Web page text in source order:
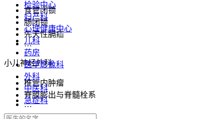
食管闭锁
肠闭锁
先天性膈疝
…
小儿神经外科
椎管内肿瘤
脊膜膨出与脊髓栓系
…
检验中心
妇产科
心理健康中心
儿科
药房
医学影像科
外科
中医科
急症科